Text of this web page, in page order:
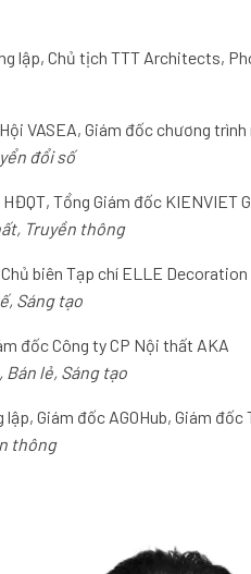
lập, Chủ tịch TTT Architects,
VASEA, Giám đốc chương
đổi số
Tổng Giám đốc KIENVIET
Truyền thông
Chủ biên Tạp chí ELLE Decoration
Sáng tạo
đốc Công ty CP Nội thất AKA
lẻ, Sáng tạo
lập, Giám đốc AGOHub, Giám
thông